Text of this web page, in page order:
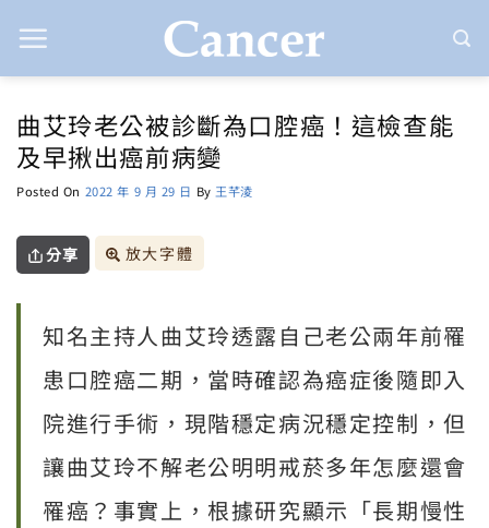
to
曲艾玲老公被診斷為口腔癌！這檢查能
及早揪出癌前病變
Posted On 2022 年 9 月 29 日 By 王芊淩
分享 放大字體
知名主持人曲艾玲透露自己老公兩年前罹
患口腔癌二期，當時確認為癌症後隨即入
院進行手術，現階穩定病況穩定控制，但
讓曲艾玲不解老公明明戒菸多年怎麼還會
罹癌？事實上，根據研究顯示「長期慢性